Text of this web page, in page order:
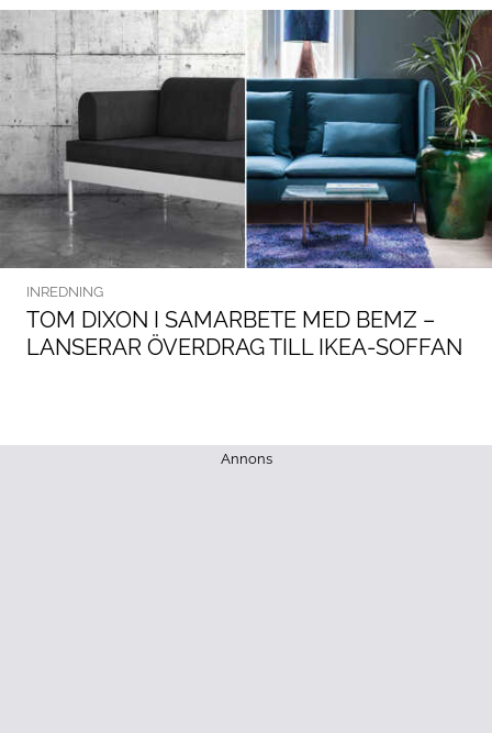
INREDNING
TOM DIXON I SAMARBETE MED BEMZ –
LANSERAR ÖVERDRAG TILL IKEA-SOFFAN
Annons